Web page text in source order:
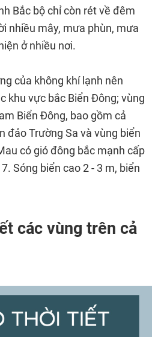
Bắc bộ chỉ còn rét về đêm
nhiều mây, mưa phùn, mưa
ở nhiều nơi.
của không khí lạnh nên
khu vực bắc Biển Đông; vùng
Biển Đông, bao gồm cả
đảo Trường Sa và vùng biển
có gió đông bắc mạnh cấp
Sóng biển cao 2 - 3 m, biển
các vùng trên cả